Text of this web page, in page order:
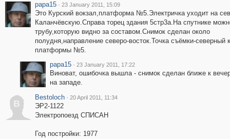
papa15 · 23 January 2011, 15:09
Это Курский вокзал,платформа №5.Электричка уходит на
Каланчёвскую.Справа торец здания 5стр3а.На спутнике
трубу,которую видно за составом.Снимок сделан около
полудня,направление северо-восток.Точка съёмки-северный
платформы №5.
papa15 · 23 January 2011, 17:22
Виноват, ошибочка вышла - снимок сделан ближе к
на западе.
B
Bestoloch · 20 April 2011, 11:34
ЭР2-1122
Электропоезд СПИСАН
Год постройки: 1977